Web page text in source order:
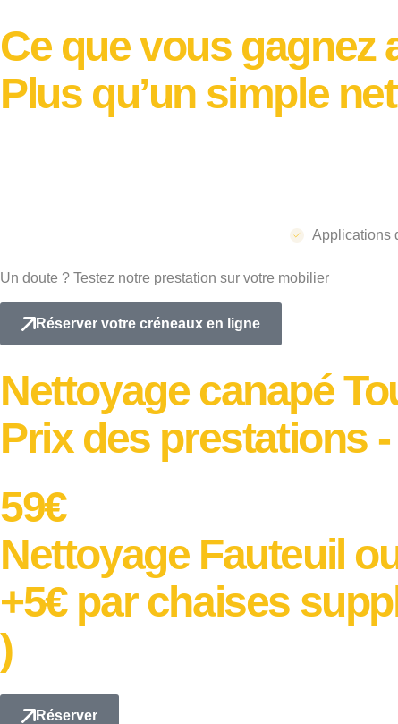
Ce que vous gagnez
Plus qu’un simple
Applications
Un doute ? Testez notre prestation sur votre mobilier
Réserver votre créneaux en ligne
Nettoyage canapé
Prix des prestations
59€
Nettoyage Fauteuil
+5€ par chaises
)
Réserver